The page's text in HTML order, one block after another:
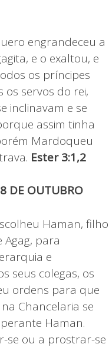
engrandeceu a
e o exaltou, e
os príncipes
os servos do rei,
inclinavam e se
assim tinha
Mardoqueu
Ester 3:1,2
DE OUTUBRO
Haman, filho
para
e
seus colegas, os
ordens para que
Chancelaria se
Haman.
se ou a prostrar-se